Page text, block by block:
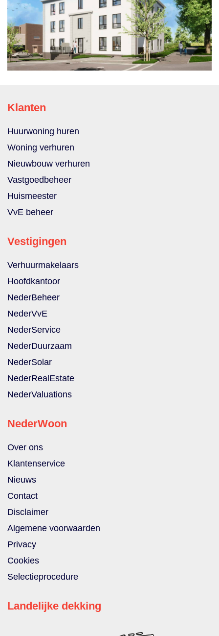
Klanten
Huurwoning huren
Woning verhuren
Nieuwbouw verhuren
Vastgoedbeheer
Huismeester
VvE beheer
Vestigingen
Verhuurmakelaars
Hoofdkantoor
NederBeheer
NederVvE
NederService
NederDuurzaam
NederSolar
NederRealEstate
NederValuations
NederWoon
Over ons
Klantenservice
Nieuws
Contact
Disclaimer
Algemene voorwaarden
Privacy
Cookies
Selectieprocedure
Landelijke dekking